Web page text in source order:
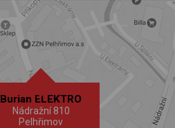
Burian ELEKTRO
Nádražní 810
Pelhřimov